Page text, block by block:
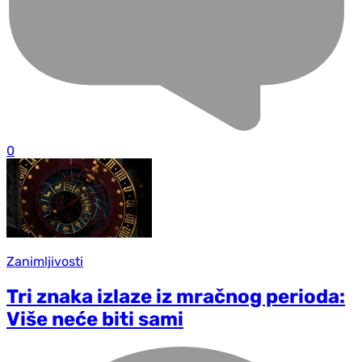
0
Zanimljivosti
Tri znaka izlaze iz mračnog perioda:
Više neće biti sami